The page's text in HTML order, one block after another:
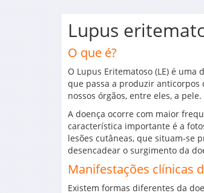
Lupus
O que é?
O Lupus Eritematoso (LE) é
que passa a produzir anticorpos
nossos órgãos, entre eles, a
A doença ocorre com maior
característica importante é a
lesões cutâneas, que situam-se
desencadear o surgimento da
Manifestações clínicas
Existem formas diferentes da